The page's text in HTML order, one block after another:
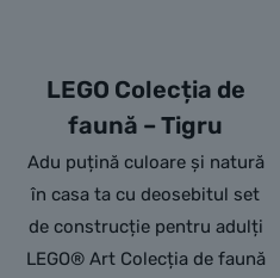
LEGO Colecția de
faună – Tigru
Adu puțină culoare și natură
în casa ta cu deosebitul set
de construcție pentru adulți
LEGO® Art Colecția de faună